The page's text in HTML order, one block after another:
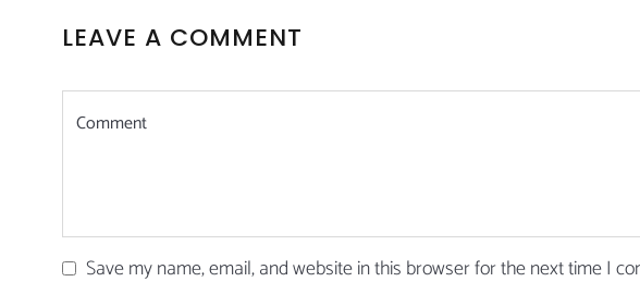
LEAVE A COMMENT
Save my name, email, and website in this browser for the next time I